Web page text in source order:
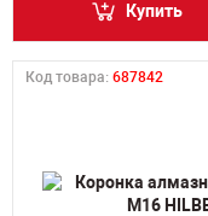
Купить
Код товара: 687842